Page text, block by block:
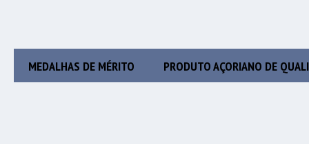
MEDALHAS DE MÉRITO PRODUTO AÇORIANO DE